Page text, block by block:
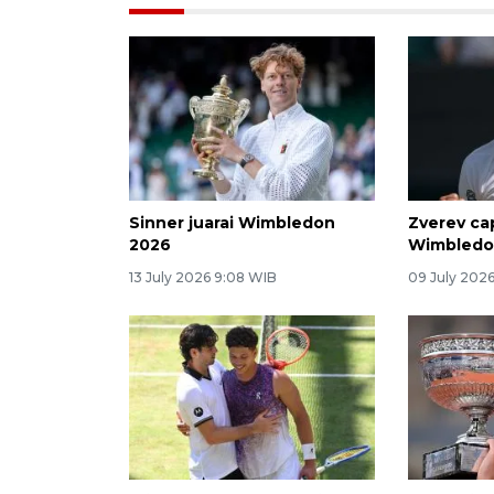
Sinner juarai Wimbledon
2026
13 July 2026 9:08 WIB
Zverev
09 July